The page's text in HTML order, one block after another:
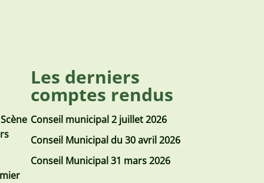
Les derniers
comptes rendus
Conseil municipal 2 juillet 2026
Conseil Municipal du 30 avril 2026
Conseil Municipal 31 mars 2026